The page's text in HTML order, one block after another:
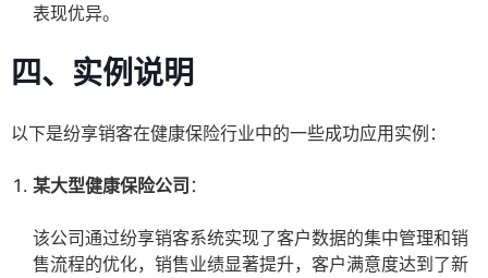
表现优异。
四、实例说明
以下是纷享销客在健康保险行业中的一些成功应用实例：
某大型健康保险公司 ：
该公司通过纷享销客系统实现了客户数据的集中管理和销
售流程的优化，销售业绩显著提升，客户满意度达到了新